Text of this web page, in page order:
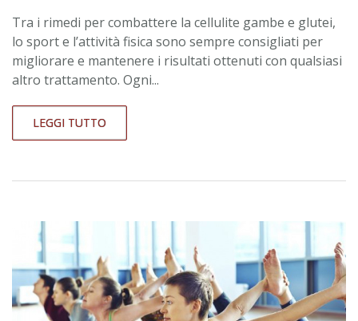
Tra i rimedi per combattere la cellulite gambe e glutei,
lo sport e l’attività fisica sono sempre consigliati per
migliorare e mantenere i risultati ottenuti con qualsiasi
altro trattamento. Ogni...
LEGGI TUTTO